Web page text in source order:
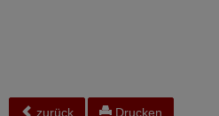
zurück Drucken